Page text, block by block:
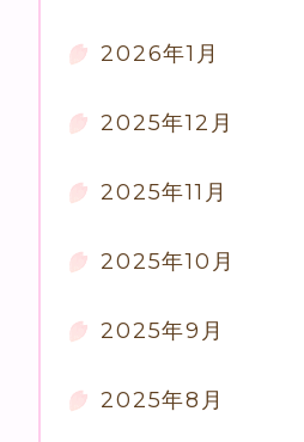
2026年1月
2025年12月
2025年11月
2025年10月
2025年9月
2025年8月